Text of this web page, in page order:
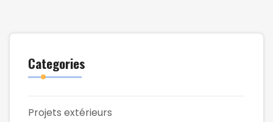
Categories
Projets extérieurs